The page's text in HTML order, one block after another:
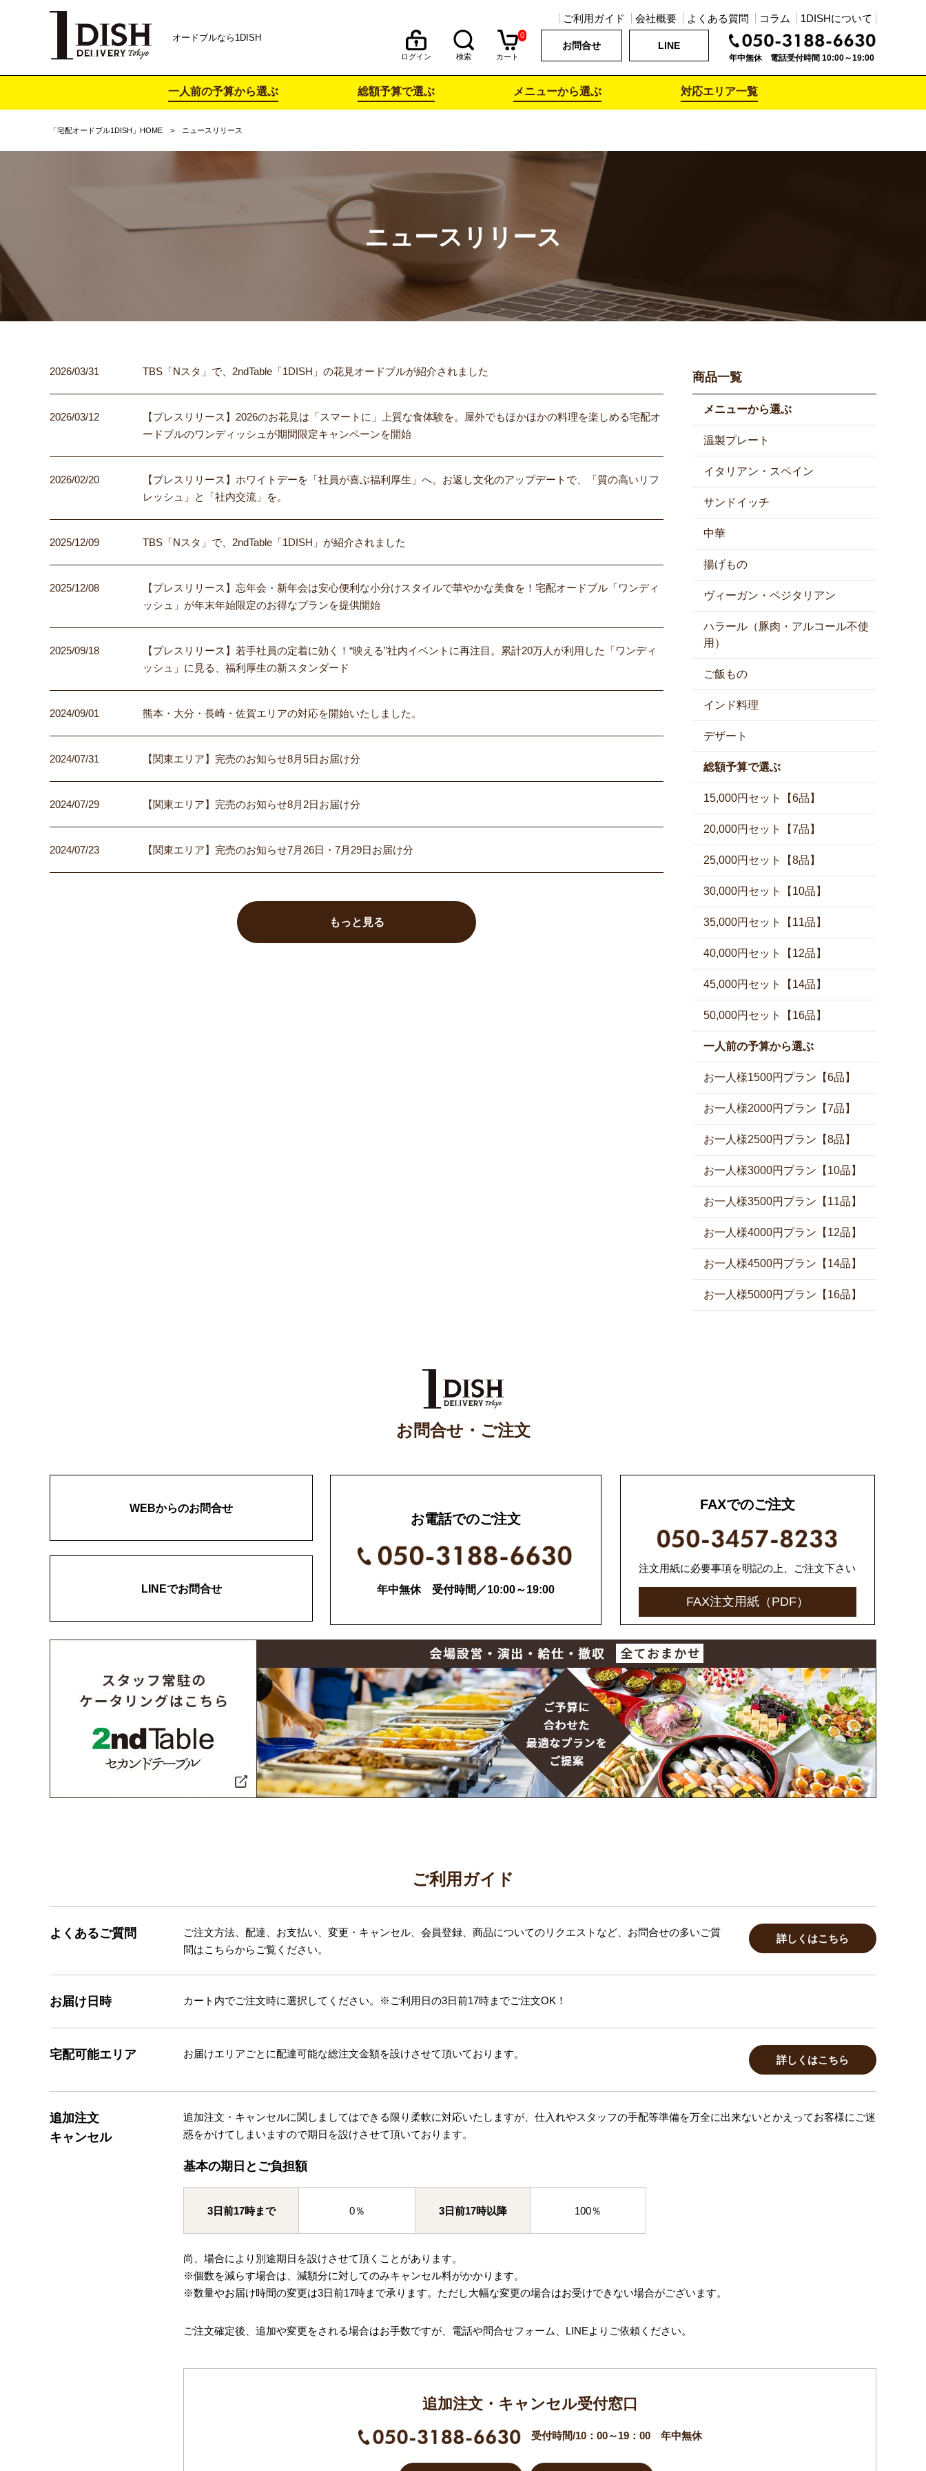
オードブルなら1DISH
ご利用ガイド 会社概要 よくある質問 コラム 1DISHについて
ログイン 検索
0
カート
お問合せ LINE
年中無休 電話受付時間 10:00～19:00
一人前の予算から選ぶ 総額予算で選ぶ メニューから選ぶ 対応エリア一覧
「宅配オードブル1DISH」HOME ニュースリリース
ニュースリリース
2026/03/31 TBS「Nスタ」で、2ndTable「1DISH」の花見オードブルが紹介されました
2026/03/12
【プレスリリース】2026のお花見は「スマートに」上質な食体験を。屋外でもほかほかの料理を楽しめる宅配オ
ードブルのワンディッシュが期間限定キャンペーンを開始
2026/02/20
【プレスリリース】ホワイトデーを「社員が喜ぶ福利厚生」へ。お返し文化のアップデートで、「質の高いリフ
レッシュ」と「社内交流」を。
2025/12/09 TBS「Nスタ」で、2ndTable「1DISH」が紹介されました
2025/12/08
【プレスリリース】忘年会・新年会は安心便利な小分けスタイルで華やかな美食を！宅配オードブル「ワンディ
ッシュ」が年末年始限定のお得なプランを提供開始
2025/09/18
【プレスリリース】若手社員の定着に効く！“映える”社内イベントに再注目。累計20万人が利用した「ワンディ
ッシュ」に見る、福利厚生の新スタンダード
2024/09/01 熊本・大分・長崎・佐賀エリアの対応を開始いたしました。
2024/07/31 【関東エリア】完売のお知らせ8月5日お届け分
2024/07/29 【関東エリア】完売のお知らせ8月2日お届け分
2024/07/23 【関東エリア】完売のお知らせ7月26日・7月29日お届け分
もっと見る
商品一覧
メニューから選ぶ
温製プレート
イタリアン・スペイン
サンドイッチ
中華
揚げもの
ヴィーガン・ベジタリアン
ハラール（豚肉・アルコール不使
用）
ご飯もの
インド料理
デザート
総額予算で選ぶ
15,000円セット【6品】
20,000円セット【7品】
25,000円セット【8品】
30,000円セット【10品】
35,000円セット【11品】
40,000円セット【12品】
45,000円セット【14品】
50,000円セット【16品】
一人前の予算から選ぶ
お一人様1500円プラン【6品】
お一人様2000円プラン【7品】
お一人様2500円プラン【8品】
お一人様3000円プラン【10品】
お一人様3500円プラン【11品】
お一人様4000円プラン【12品】
お一人様4500円プラン【14品】
お一人様5000円プラン【16品】
お問合せ・ご注文
WEBからのお問合せ
LINEでお問合せ
お電話でのご注文
年中無休 受付時間／10:00～19:00
FAXでのご注文
注文用紙に必要事項を明記の上、 ご注文下さい
FAX注文用紙（PDF）
ご利用ガイド
よくあるご質問
ご注文方法、配達、お支払い、変更・キャンセル、会員登録、商品についてのリクエストなど、お問合せの多いご質
問はこちらからご覧ください。
詳しくはこちら
お届け日時 カート内でご注文時に選択してください。※ご利用日の3日前17時までご注文OK！
宅配可能エリア お届けエリアごとに配達可能な総注文金額を設けさせて頂いております。
詳しくはこちら
追加注文
キャンセル
追加注文・キャンセルに関しましてはできる限り柔軟に対応いたしますが、仕入れやスタッフの手配等準備を万全に出来ないとかえってお客様にご迷
惑をかけてしまいますので期日を設けさせて頂いております。
基本の期日とご負担額
3日前17時まで 0％ 3日前17時以降 100％
尚、場合により別途期日を設けさせて頂くことがあります。
※個数を減らす場合は、減額分に対してのみキャンセル料がかかります。
※数量やお届け時間の変更は3日前17時まで承ります。ただし大幅な変更の場合はお受けできない場合がございます。
ご注文確定後、追加や変更をされる場合はお手数ですが、電話や問合せフォーム、LINEよりご依頼ください。
追加注文・キャンセル受付窓口
受付時間/10：00～19：00 年中無休